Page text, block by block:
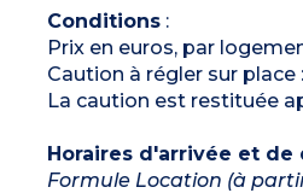
1 cabine fermée avec 2 lits
Salle de bains avec baignoire ou
cheveux, miroir grossissant , WC
Petit balcon ou terrasse
Conditions:
Prix en euros, par
Caution à régler sur place
La caution est restituée
Horaires d'arrivée et de
Formule Location (à